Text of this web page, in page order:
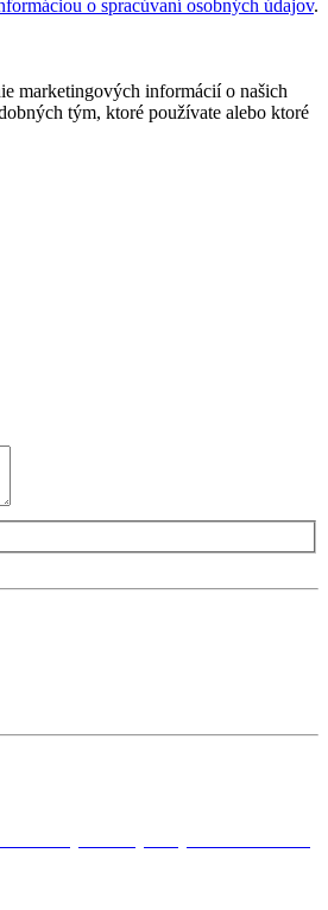
o spracúvaní osobných údajov.
marketingových informácií o našich
tým, ktoré používate alebo ktoré